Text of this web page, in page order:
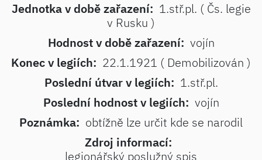
Jednotka v době zařazení: 1.stř.pl. ( Čs. legie
v Rusku )
Hodnost v době zařazení: vojín
Konec v legiích: 22.1.1921 ( Demobilizován )
Poslední útvar v legiích: 1.stř.pl.
Poslední hodnost v legiích: vojín
Poznámka: obtížně lze určit kde se narodil
Zdroj informací:
legionářský poslužný spis